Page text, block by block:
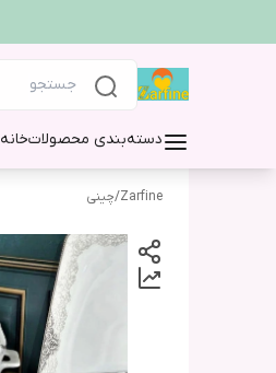
دسته‌بندی محصولاتخانه
Zarfine
/چینی